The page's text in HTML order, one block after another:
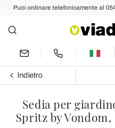
Puoi ordinare telefonicamente al
Indietro
Sedia per
Spritz by